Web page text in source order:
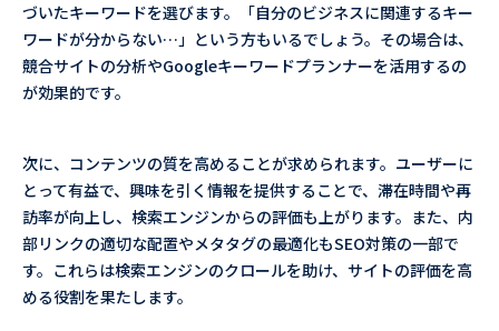
づいたキーワードを選びます。「自分のビジネスに関連するキー
ワードが分からない…」という方もいるでしょう。その場合は、
競合サイトの分析やGoogleキーワードプランナーを活用するの
が効果的です。
次に、コンテンツの質を高めることが求められます。ユーザーに
とって有益で、興味を引く情報を提供することで、滞在時間や再
訪率が向上し、検索エンジンからの評価も上がります。また、内
部リンクの適切な配置やメタタグの最適化もSEO対策の一部で
す。これらは検索エンジンのクロールを助け、サイトの評価を高
める役割を果たします。